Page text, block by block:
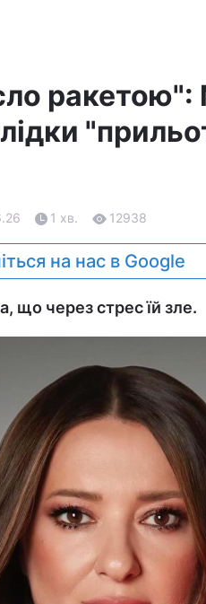
ракетою":
1 хв. 12938
на нас в Google
що через стрес їй зле.